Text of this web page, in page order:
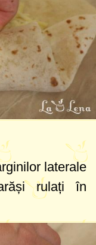
laterale
rulați în